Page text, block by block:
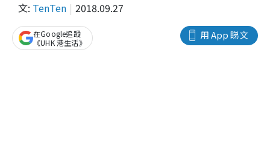
文: TenTen 2018.09.27
用 App 睇文
在Google追蹤
《UHK 港生活》